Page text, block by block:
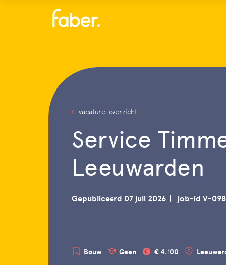
vacature-overzicht
Service
Leeuwarden
Gepubliceerd 07 juli 2026 job-id V-
Bouw Geen € 4.100